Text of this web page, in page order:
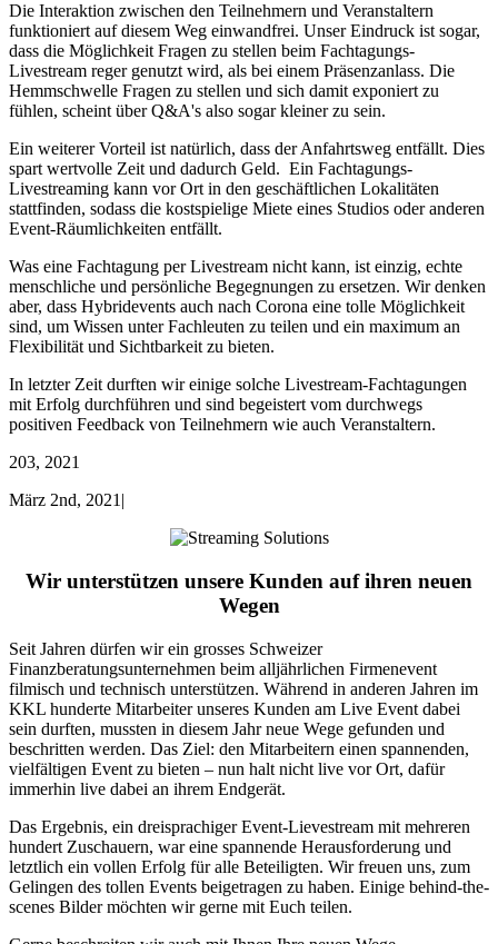
Die Interaktion zwischen den Teilnehmern und Veranstaltern
funktioniert auf diesem Weg einwandfrei. Unser Eindruck ist sogar,
dass die Möglichkeit Fragen zu stellen beim Fachtagungs-
Livestream reger genutzt wird, als bei einem Präsenzanlass. Die
Hemmschwelle Fragen zu stellen und sich damit exponiert zu
fühlen, scheint überQ&A's also sogarkleiner zu sein.
Ein weiterer Vorteil ist natürlich, dass der Anfahrtsweg entfällt. Dies
spart wertvolle Zeit und dadurch Geld. Ein Fachtagungs-
Livestreaming kann vor Ort in den geschäftlichen Lokalitäten
stattfinden, sodass die kostspielige Miete eines Studios oderanderen
Event-Räumlichkeiten entfällt.
Was eine Fachtagung per Livestream nicht kann, ist einzig, echte
menschliche und persönliche Begegnungen zu ersetzen. Wir denken
aber, dass Hybridevents auch nach Corona eine tolle Möglichkeit
sind, um Wissen unterFachleuten zu teilen und ein maximum an
Flexibilität und Sichtbarkeit zu bieten.
In letzter Zeit durften wir einige solche Livestream-Fachtagungen
mit Erfolg durchführen und sind begeistert vom durchwegs
positiven Feedback von Teilnehmern wie auch Veranstaltern.
203, 2021
März 2nd, 2021 |
Wir unterstützen unsere Kunden auf ihren neuen
Wegen
Seit Jahren dürfen wir ein grosses Schweizer
Finanzberatungsunternehmen beim alljährlichen Firmenevent
filmisch und technisch unterstützen. Während in anderen Jahren im
KKL hunderte Mitarbeiter unseres Kunden am Live Event dabei
sein durften, mussten in diesem Jahr neue Wege gefunden und
beschritten werden. Das Ziel: den Mitarbeitern einen spannenden,
vielfältigen Event zu bieten – nun halt nicht live vor Ort, dafür
immerhin live dabei an ihrem Endgerät.
Das Ergebnis, ein dreisprachiger Event-Lievestream mit mehreren
hundert Zuschauern, war eine spannende Herausforderung und
letztlich ein vollen Erfolg für alle Beteiligten. Wir freuen uns, zum
Gelingen des tollen Events beigetragen zu haben. Einige behind-the-
scenes Bilder möchten wir gerne mit Euch teilen.